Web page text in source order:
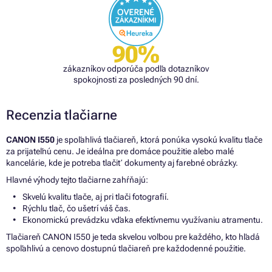
90%
zákazníkov odporúča podľa dotazníkov
spokojnosti za posledných 90 dní.
Recenzia tlačiarne
CANON I550 je spoľahlivá tlačiareň, ktorá ponúka vysokú kvalitu tlače
za prijateľnú cenu. Je ideálna pre domáce použitie alebo malé
kancelárie, kde je potreba tlačiť dokumenty aj farebné obrázky.
Hlavné výhody tejto tlačiarne zahŕňajú:
Skvelú kvalitu tlače, aj pri tlači fotografií.
Rýchlu tlač, čo ušetrí váš čas.
Ekonomickú prevádzku vďaka efektívnemu využívaniu atramentu.
Tlačiareň CANON I550 je teda skvelou voľbou pre každého, kto hľadá
spoľahlivú a cenovo dostupnú tlačiareň pre každodenné použitie.